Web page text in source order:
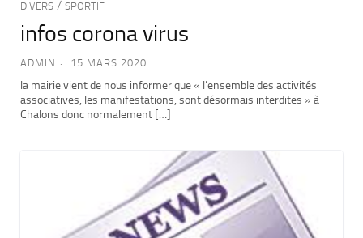
DIVERS / SPORTIF
infos corona virus
ADMIN 15 MARS 2020
la mairie vient de nous informer que « l’ensemble des activités
associatives, les manifestations, sont désormais interdites » à
Chalons donc normalement […]